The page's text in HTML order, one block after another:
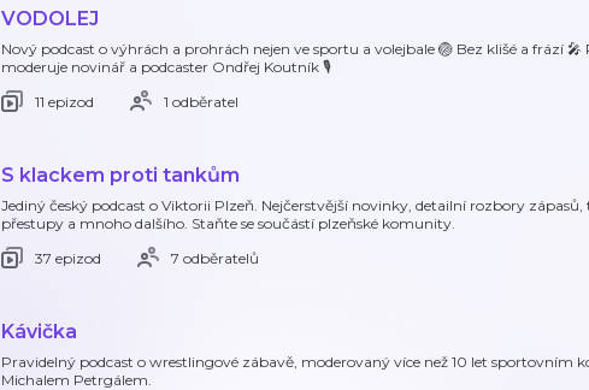
VODOLEJ
Nový podcast o výhrách a prohrách nejen ve sportu a volejbale 🏐 Bez klišé a frází 🎤
moderuje novinář a podcaster Ondřej Koutník 🎙️
11 epizod
1 odběratel
S klackem proti tankům
Jediný český podcast o Viktorii Plzeň. Nejčerstvější novinky, detailní rozbory
přestupy a mnoho dalšího. Staňte se součástí plzeňské komunity.
37 epizod
7 odběratelů
Kávička
Pravidelný podcast o wrestlingové zábavě, moderovaný více než 10 let sportovním
Michalem Petrgálem.